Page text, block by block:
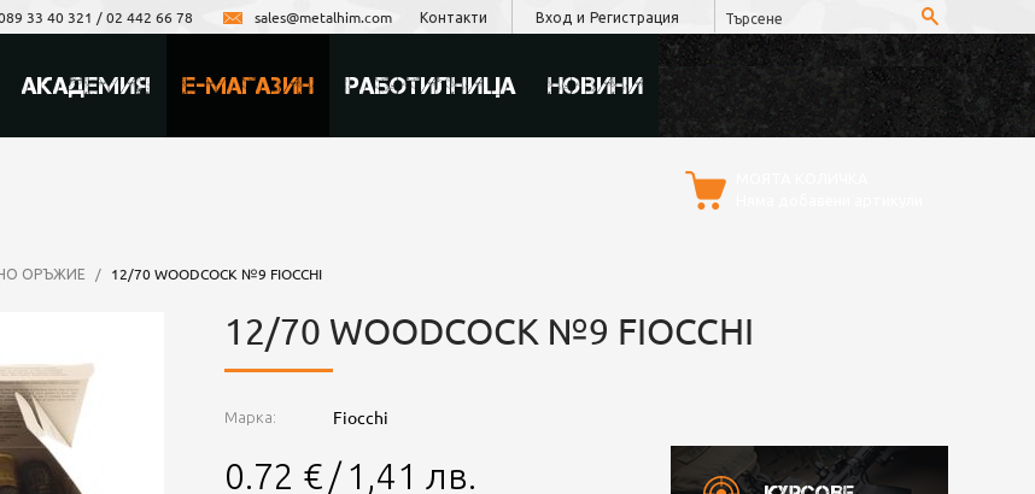
33 40 321 / 02 442 66 78 sales@metalhim.com Контакти Вход и Регистрация
АКАДЕМИЯ Е-МАГАЗИН РАБОТИЛНИЦА НОВИНИ
ОРЪЖИЕ / 12/70 WOODCOCK №9 FIOCCHI
12/70 WOODCOCK №9 FIOCCHI
Марка: Fiocchi
0.72 € / 1,41 лв.